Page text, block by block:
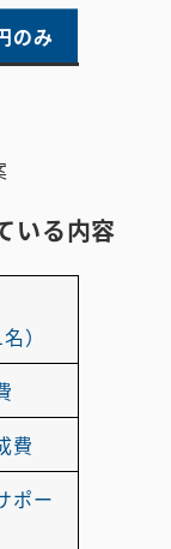
のみ
いる内容
）
費
ポー